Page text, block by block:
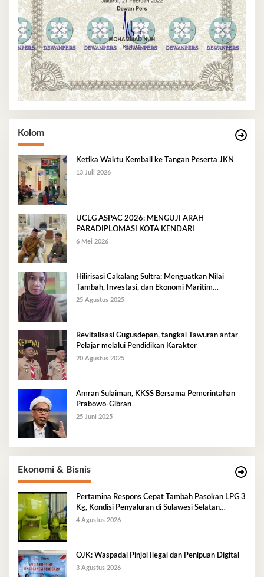
Kolom
Ketika Waktu Kembali ke Tangan Peserta JKN
13 Juli 2026
UCLG ASPAC 2026: MENGUJI ARAH
PARADIPLOMASI KOTA KENDARI
6 Mei 2026
Hilirisasi Cakalang Sultra: Menguatkan Nilai
Tambah, Investasi, dan Ekonomi Maritim
Berkelanjutan
25 Agustus 2025
Revitalisasi Gugusdepan, tangkal Tawuran antar
Pelajar melalui Pendidikan Karakter
20 Agustus 2025
Amran Sulaiman, KKSS Bersama Pemerintahan
Prabowo-Gibran
25 Juni 2025
Ekonomi & Bisnis
Pertamina Respons Cepat Tambah Pasokan LPG 3
Kg, Kondisi Penyaluran di Sulawesi Selatan
Berlangsung Kondusif
4 Agustus 2026
OJK: Waspadai Pinjol Ilegal dan Penipuan Digital
3 Agustus 2026